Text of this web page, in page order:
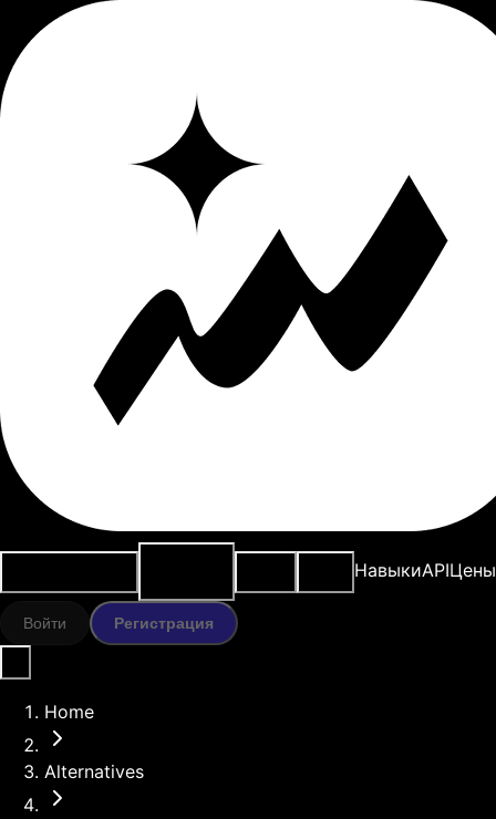
НавыкиAPIЦены
Войти Регистрация
Home
Alternatives